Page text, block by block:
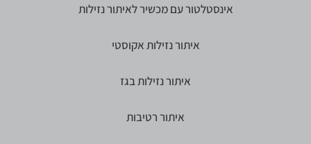
אינסטלטור עם מכשיר לאיתור נזילות
איתור נזילות אקוסטי
איתור נזילות בגז
איתור רטיבות